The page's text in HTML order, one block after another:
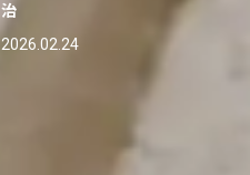
治
2026.02.24